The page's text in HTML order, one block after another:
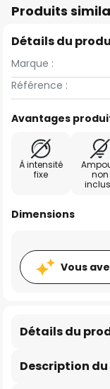
Produits
Détails du
Marque :
Référence :
Avantages
À intensité
fixe
non
Dimensions
Vous
Description
Détails du